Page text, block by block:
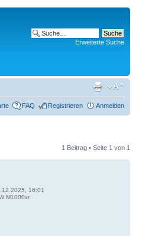
Erweiterte Suche
FAQ Registrieren Anmelden
1 Beitrag • Seite 1 von 1
16:01
M1000xr